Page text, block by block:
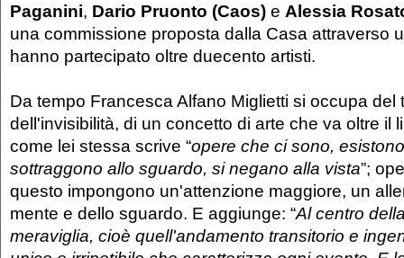
Paganini, Dario Pruonto (Caos) e Alessia
una commissione proposta dalla Casa attraverso
hanno partecipato oltre duecento artisti.
Da tempo Francesca Alfano Miglietti si occupa del
dell'invisibilità, di un concetto di arte che va oltre il
come lei stessa scrive “opere che ci sono,
sottraggono allo sguardo, si negano alla vista”;
questo impongono un'attenzione maggiore, un
mente e dello sguardo. E aggiunge: “Al centro
meraviglia, cioè quell'andamento transitorio e